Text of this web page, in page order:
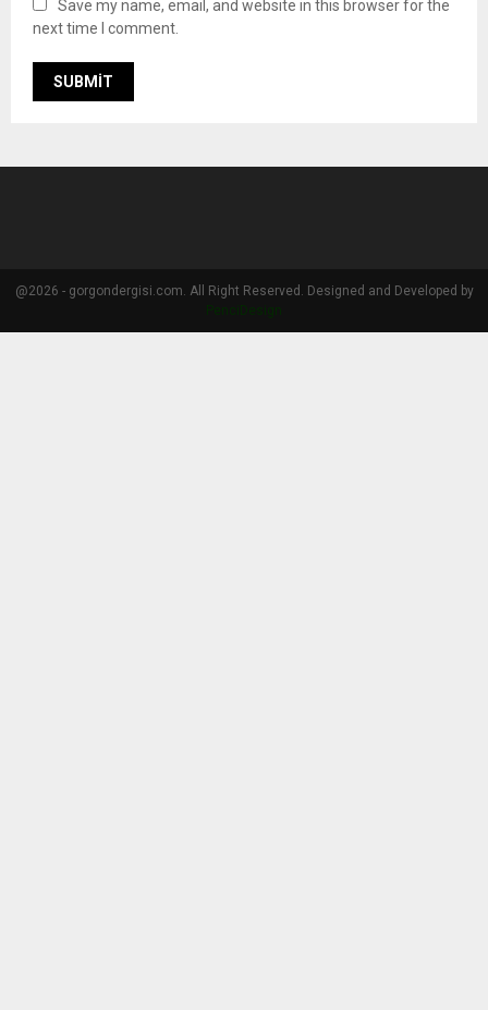
Save my name, email, and website in this browser for the
next time I comment.
@2026 - gorgondergisi.com. All Right Reserved. Designed and Developed by